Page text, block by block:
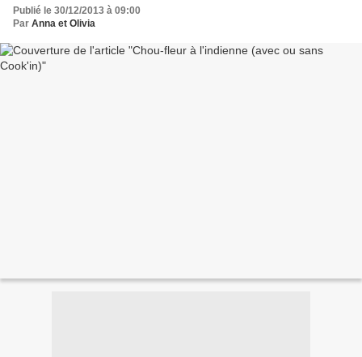
Publié le 30/12/2013 à 09:00
Par Anna et Olivia